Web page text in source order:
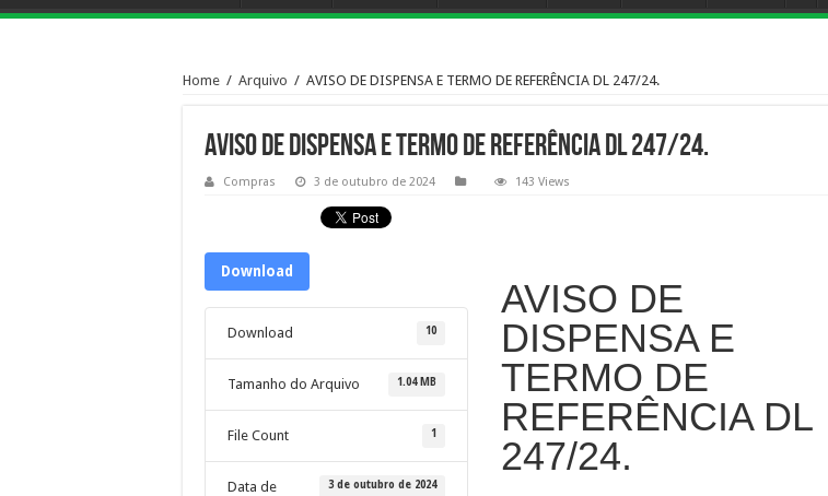
Home / Arquivo / AVISO DE DISPENSA E TERMO DE REFERÊNCIA DL 247/24.
AVISO DE DISPENSA E TERMO DE REFERÊNCIA DL 247/24.
Compras 3 de outubro de 2024 143 Views
Download
Download 10
Tamanho do Arquivo 1.04 MB
File Count 1
Data de
3 de outubro de 2024
AVISO DE
DISPENSA E
TERMO DE
REFERÊNCIA DL
247/24.